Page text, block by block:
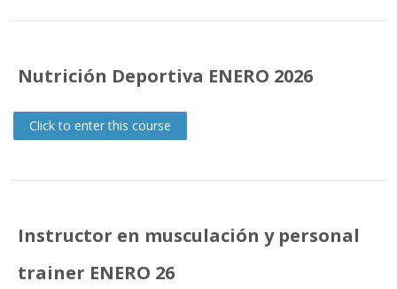
Nutrición Deportiva ENERO 2026
Click to enter this course
Instructor en musculación y personal
trainer ENERO 26